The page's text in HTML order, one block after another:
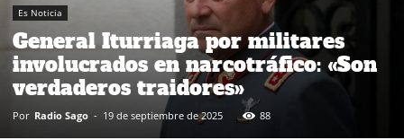
Es Noticia
General Iturriaga por militares
involucrados en narcotráfico: «Son
verdaderos traidores»
Por Radio Sago - 19 de septiembre de 2025 88